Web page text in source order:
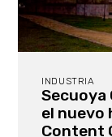
INDUSTRIA
el nuevo
Content